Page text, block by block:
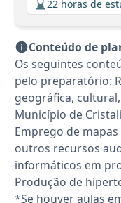
22 horas de
Conteúdo de
Os seguintes
pelo preparatório:
geográfica,
Município de
Emprego de
outros recursos
informáticos em
Produção de
*Se houver aulas